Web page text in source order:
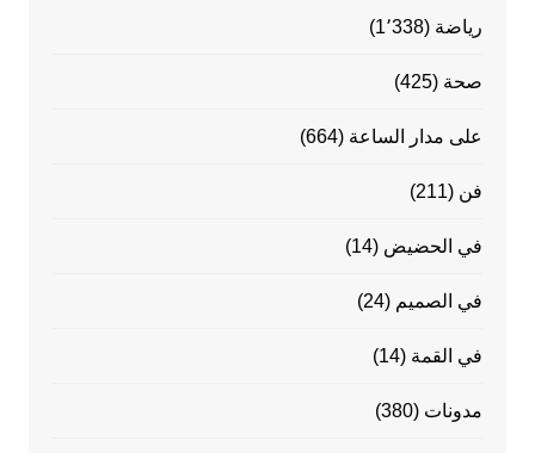
رياضة (1٬338)
صحة (425)
على مدار الساعة (664)
فن (211)
في الحضيض (14)
في الصميم (24)
في القمة (14)
مدونات (380)